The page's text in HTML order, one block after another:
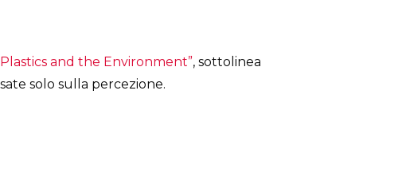
and the Environment”, sottolinea
solo sulla percezione.